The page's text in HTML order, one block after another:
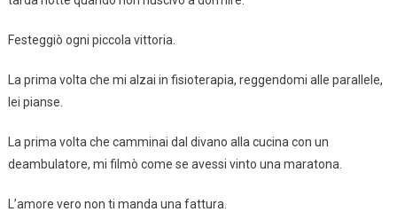
Festeggiò ogni piccola vittoria.
La prima volta che mi alzai in fisioterapia, reggendomi alle parallele,
lei pianse.
La prima volta che camminai dal divano alla cucina con un
deambulatore, mi filmò come se avessi vinto una maratona.
L’amore vero non ti manda una fattura.